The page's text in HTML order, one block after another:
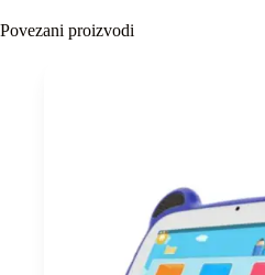
Povezani proizvodi